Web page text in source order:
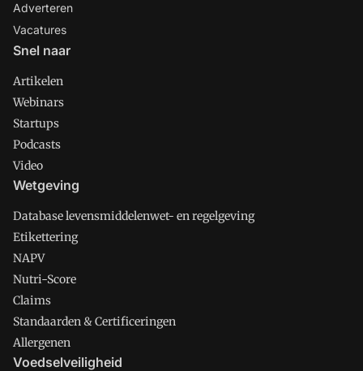
Adverteren
Vacatures
Snel naar
Artikelen
Webinars
Startups
Podcasts
Video
Wetgeving
Database levensmiddelenwet- en regelgeving
Etikettering
NAPV
Nutri-Score
Claims
Standaarden & Certificeringen
Allergenen
Voedselveiligheid